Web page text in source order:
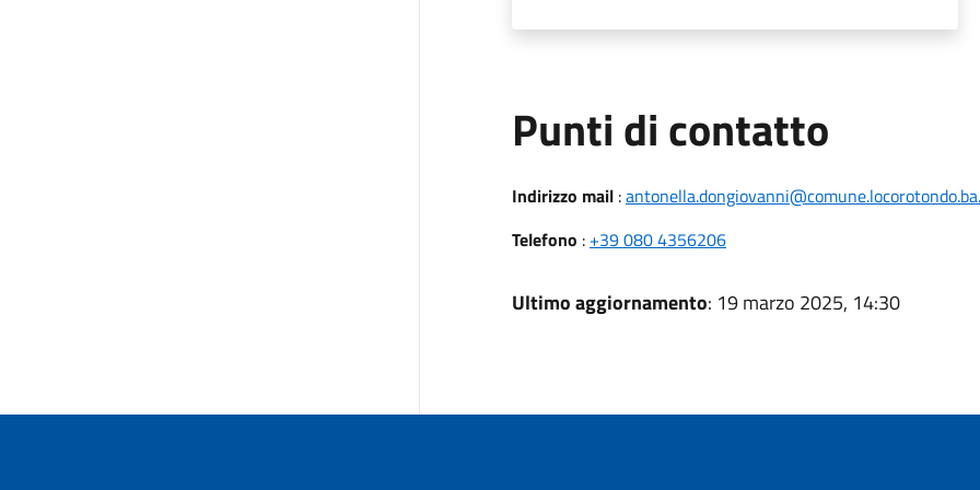
Punti di contatto
Indirizzo mail:
Telefono : +39 080 4356206
Ultimo aggiornamento: 19 marzo 2025, 14:30